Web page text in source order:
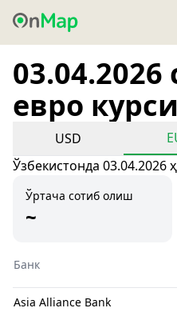
03.04.2026
евро курси
USD
Ўзбекистонда 03.04.2026
Ўртача сотиб олиш
~
Банк
Asia Alliance Bank